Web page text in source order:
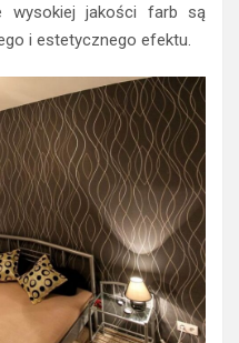
wysokiej jakości farb są
i estetycznego efektu.